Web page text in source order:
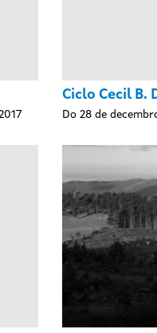
Ciclo Cecil B.
Do 28 de